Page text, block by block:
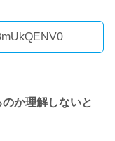
か理解しないと